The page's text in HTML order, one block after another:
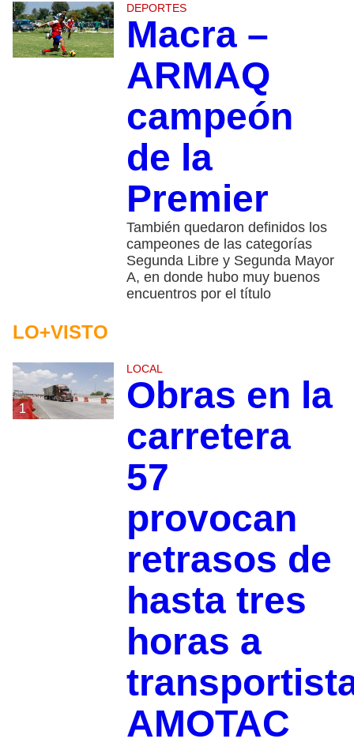
DEPORTES
Macra –
ARMAQ
campeón
de la
Premier
También quedaron definidos los
campeones de las categorías
Segunda Libre y Segunda Mayor
A, en donde hubo muy buenos
encuentros por el título
LO+VISTO
1
LOCAL
Obras en la
carretera
57
provocan
retrasos de
hasta tres
horas a
AMOTAC